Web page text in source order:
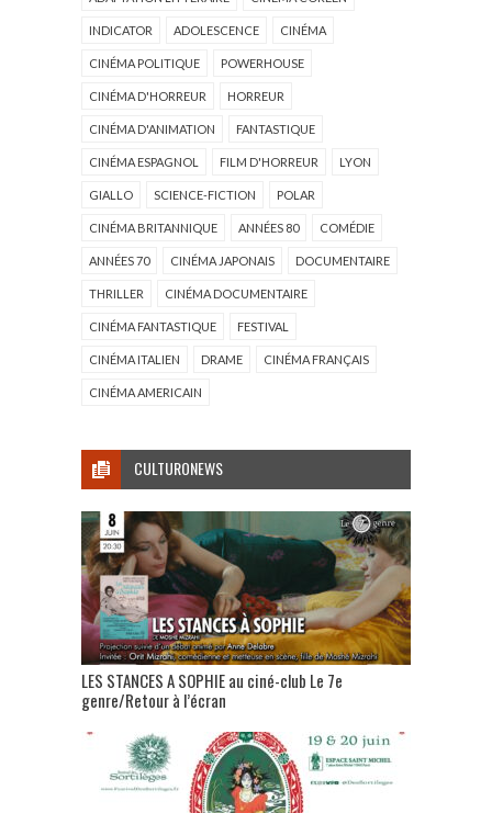
INDICATOR ADOLESCENCE CINÉMA
CINÉMA POLITIQUE POWERHOUSE
CINÉMA D'HORREUR HORREUR
CINÉMA D'ANIMATION FANTASTIQUE
CINÉMA ESPAGNOL FILM D'HORREUR LYON
GIALLO SCIENCE-FICTION POLAR
CINÉMA BRITANNIQUE ANNÉES 80 COMÉDIE
ANNÉES 70 CINÉMA JAPONAIS DOCUMENTAIRE
THRILLER CINÉMA DOCUMENTAIRE
CINÉMA FANTASTIQUE FESTIVAL
CINÉMA ITALIEN DRAME CINÉMA FRANÇAIS
CINÉMA AMERICAIN
CULTURONEWS
LES STANCES A SOPHIE au ciné-club Le 7e
genre/Retour à l’écran